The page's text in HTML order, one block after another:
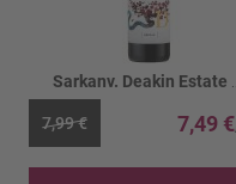
7,99 € 7,49 €